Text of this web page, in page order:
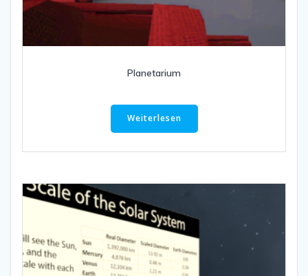
Planetarium
Weiterlesen